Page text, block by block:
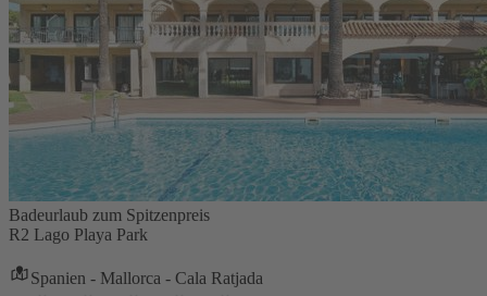
Badeurlaub zum Spitzenpreis
R2 Lago Playa Park
Spanien - Mallorca - Cala Ratjada